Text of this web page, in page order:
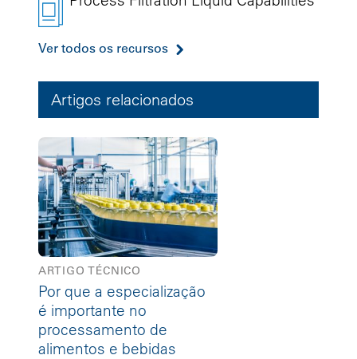
Ver todos os recursos
Artigos relacionados
ARTIGO TÉCNICO
Por que a especialização
é importante no
processamento de
alimentos e bebidas